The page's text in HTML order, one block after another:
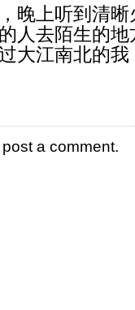
晚上听到清
人去陌生的
大江南北的
a comment.